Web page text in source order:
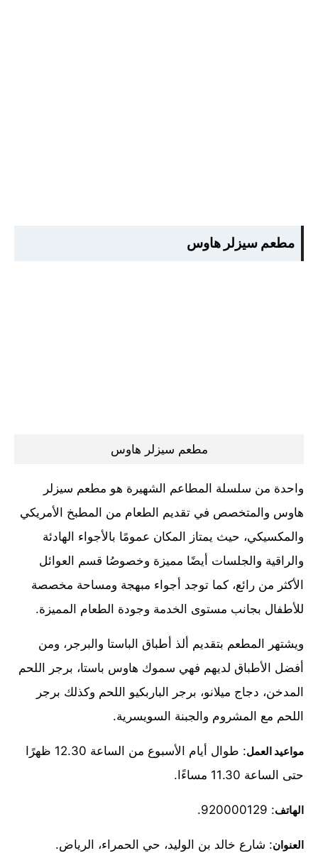
مطعم سيزلر هاوس
مطعم سيزلر هاوس
واحدة من سلسلة المطاعم الشهيرة هو مطعم سيزلر
هاوس والمتخصص في تقديم الطعام من المطبخ الأمريكي
والمكسيكي، حيث يمتاز المكان عمومًا بالأجواء الهادئة
والراقية والجلسات أيضًا مميزة وخصوصُا قسم العوائل
الأكثر من رائع، كما توجد أجواء مبهجة ومساحة مخصصة
للأطفال بجانب مستوى الخدمة وجودة الطعام المميزة.
ويشتهر المطعم بتقديم ألذ أطباق الباستا والبرجر، ومن
أفضل الأطباق لديهم فهي سموك هاوس باستا، برجر اللحم
المدخن، دجاج ميلانو، برجر الباربكيو اللحم وكذلك برجر
اللحم مع المشروم والجبنة السويسرية.
مواعيد العمل
: طوال أيام الأسبوع من الساعة 12.30 ظهرًا
حتى الساعة 11.30 مساءًا.
الهاتف: 920000129.
العنوان: شارع خالد بن الوليد، حي الحمراء، الرياض.